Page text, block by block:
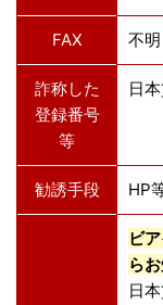
FAX 不明
詐称した
登録番号
等
日
勧誘手段 HP
ビ
ら
日